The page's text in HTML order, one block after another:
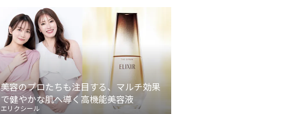
美容のプロたちも注目する、マルチ効果
で健やかな肌へ導く高機能美容液
エリクシール